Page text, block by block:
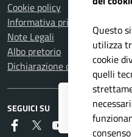
Registrati ai
aggiornamenti
Cookie policy
Informativa privacy
Note Legali
Albo pretorio
Dichiarazione di accessibilità
SEGUICI SU
FaceboookTwitter YoutubeRSS
Questo
utilizza
cookie
quelli